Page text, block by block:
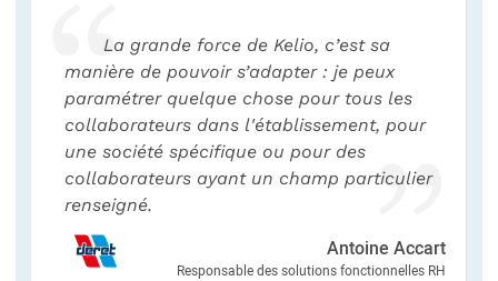
La grande force de Kelio, c’est sa
manière de pouvoir s’adapter : je peux
paramétrer quelque chose pour tous les
collaborateurs dans l'établissement, pour
une société spécifique ou pour des
collaborateurs ayant un champ particulier
renseigné.
Antoine Accart
Responsable des solutions fonctionnelles RH